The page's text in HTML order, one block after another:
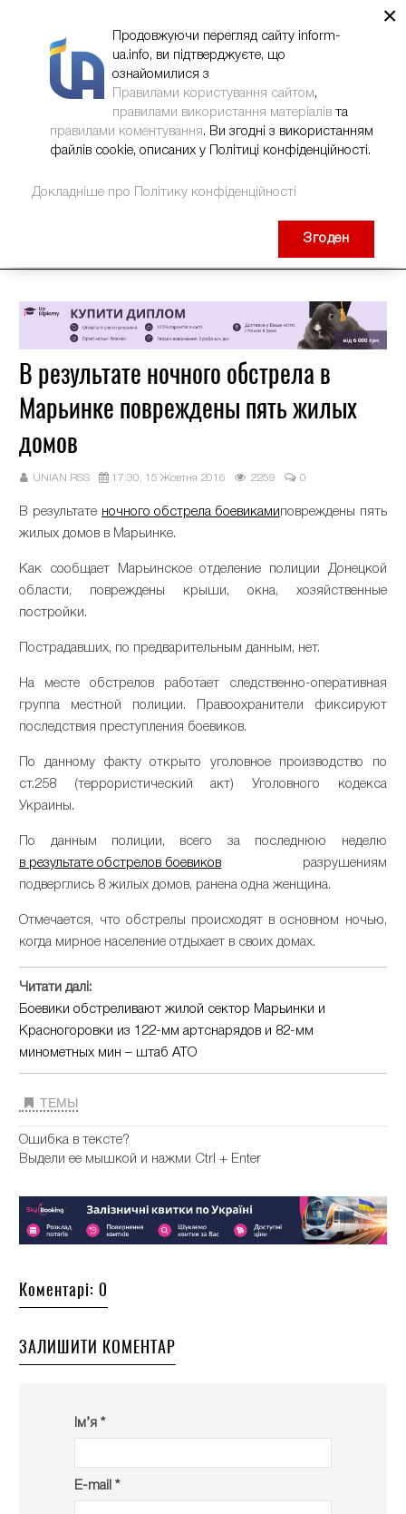
В результате ночного обстрела в
Марьинке повреждены пять жилых
домов
UNIAN RSS 17:30, 15 Жовтня 2016 2259 0
В результате ночного обстрела боевикамиповреждены пять
жилых домов в Марьинке.
Как сообщает Марьинское отделение полиции Донецкой
области, повреждены крыши, окна, хозяйственные
постройки.
Пострадавших, по предварительным данным, нет.
На месте обстрелов работает следственно-оперативная
группа местной полиции. Правоохранители фиксируют
последствия преступления боевиков.
По данному факту открыто уголовное производство по
ст.258 (террористический акт) Уголовного кодекса
Украины.
По данным полиции, всего за последнюю неделю
в результате обстрелов боевиков разрушениям
подверглись 8 жилых домов, ранена одна женщина.
Отмечается, что обстрелы происходят в основном ночью,
когда мирное население отдыхает в своих домах.
Читати далі:
Боевики обстреливают жилой сектор Марьинки и
Красногоровки из 122-мм артснарядов и 82-мм
минометных мин – штаб АТО
ТЕМЫ
Ошибка в тексте?
Выдели ее мышкой и нажми Ctrl + Enter
Коментарі: 0
ЗАЛИШИТИ КОМЕНТАР
Ім’я *
E-mail *
×
Продовжуючи перегляд сайту inform-
ua.info, ви підтверджуєте, що
ознайомилися з
Правилами користування сайтом,
правилами використання матеріалів та
правилами коментування. Ви згодні з використанням
файлів cookie, описаних у Політиці конфіденційності.
Докладніше про Політику конфіденційності
Згоден